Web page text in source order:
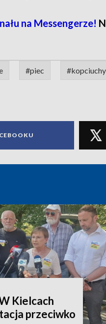
na Messengerze!
#piec #kopciuchy
Kielcach
przeciwko